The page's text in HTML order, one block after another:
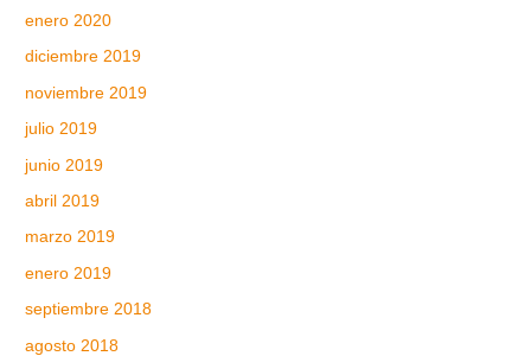
enero 2020
diciembre 2019
noviembre 2019
julio 2019
junio 2019
abril 2019
marzo 2019
enero 2019
septiembre 2018
agosto 2018